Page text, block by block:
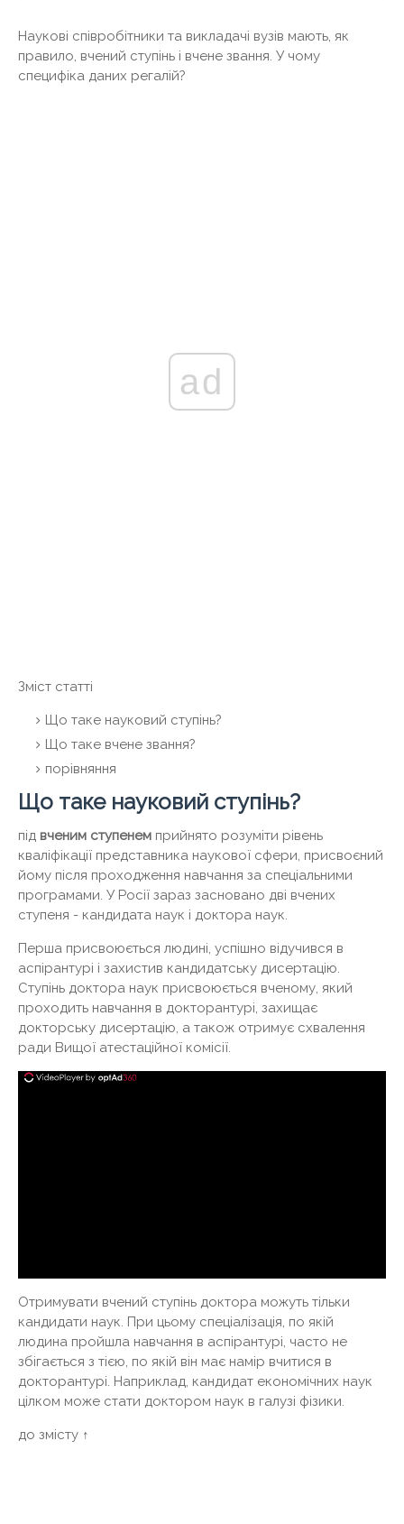
Наукові співробітники та викладачі вузів мають, як
правило, вчений ступінь і вчене звання. У чому
специфіка даних регалій?
ad
Зміст статті
Що таке науковий ступінь?
Що таке вчене звання?
порівняння
Що таке науковий ступінь?
під вченим ступенем прийнято розуміти рівень
кваліфікації представника наукової сфери, присвоєний
йому після проходження навчання за спеціальними
програмами. У Росії зараз засновано дві вчених
ступеня - кандидата наук і доктора наук.
Перша присвоюється людині, успішно відучився в
аспірантурі і захистив кандидатську дисертацію.
Ступінь доктора наук присвоюється вченому, який
проходить навчання в докторантурі, захищає
докторську дисертацію, а також отримує схвалення
ради Вищої атестаційної комісії.
Отримувати вчений ступінь доктора можуть тільки
кандидати наук. При цьому спеціалізація, по якій
людина пройшла навчання в аспірантурі, часто не
збігається з тією, по якій він має намір вчитися в
докторантурі. Наприклад, кандидат економічних наук
цілком може стати доктором наук в галузі фізики.
до змісту ↑